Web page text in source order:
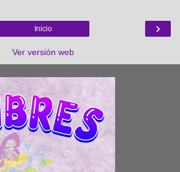
›
Inicio
Ver versión web